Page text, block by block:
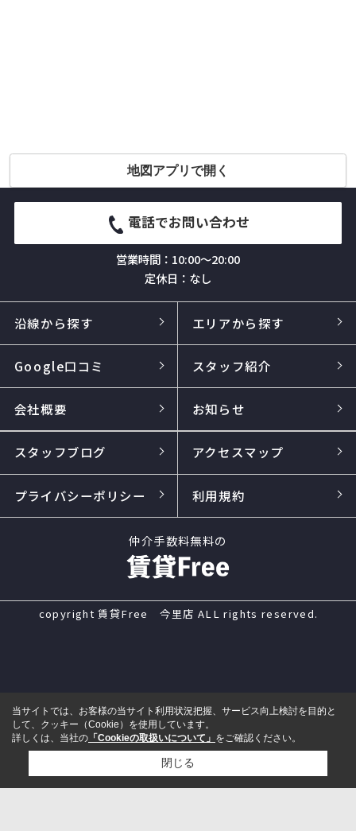
地図アプリで開く
電話でお問い合わせ
営業時間：10:00～20:00
定休日：なし
沿線から探す エリアから探す
Google口コミ スタッフ紹介
会社概要 お知らせ
スタッフブログ アクセスマップ
プライバシーポリシー 利用規約
仲介手数料無料の
copyright 賃貸Free 今里店 ALL rights reserved.
来店予約 電話
当サイトでは、お客様の当サイト利用状況把握、サービス向上検討を目的と
して、クッキー（Cookie）を使用しています。
詳しくは、当社の 「Cookieの取扱いについて」 をご確認ください。
閉じる